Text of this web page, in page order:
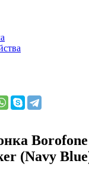
(Navy